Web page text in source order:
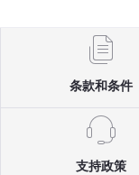
条款和条件
支持政策